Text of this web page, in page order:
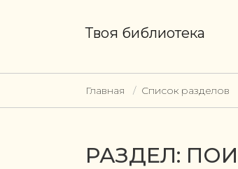
Твоя библиотека
Главная Список разделов
РАЗДЕЛ: